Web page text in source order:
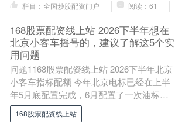
栏目：全国炒股配资门户
阅读：61
168股票配资线上站 2026下半年想在
北京小客车摇号的，建议了解这5个实
用问题
问题1168股票配资线上站 2026下半年北京
小客车指标配额 今年北京电标已经在上半
年5月底配置完成，6月配置了一次油标，
下半年的配置依旧是油标（即普通小客车
指....
168股票配资线上站